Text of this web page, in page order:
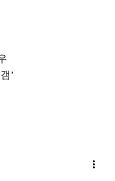
’
more_vert